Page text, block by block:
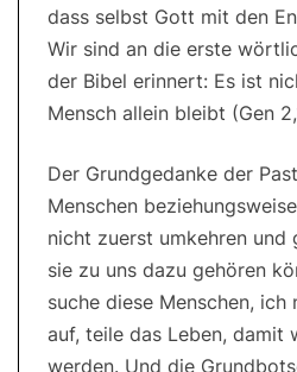
dass selbst Gott mit den
Wir sind an die erste
der Bibel erinnert: Es ist
Mensch allein bleibt (Gen
Der Grundgedanke der
Menschen
nicht zuerst umkehren und
sie zu uns dazu gehören
suche diese Menschen, ich
auf, teile das Leben, damit
werden. Und die